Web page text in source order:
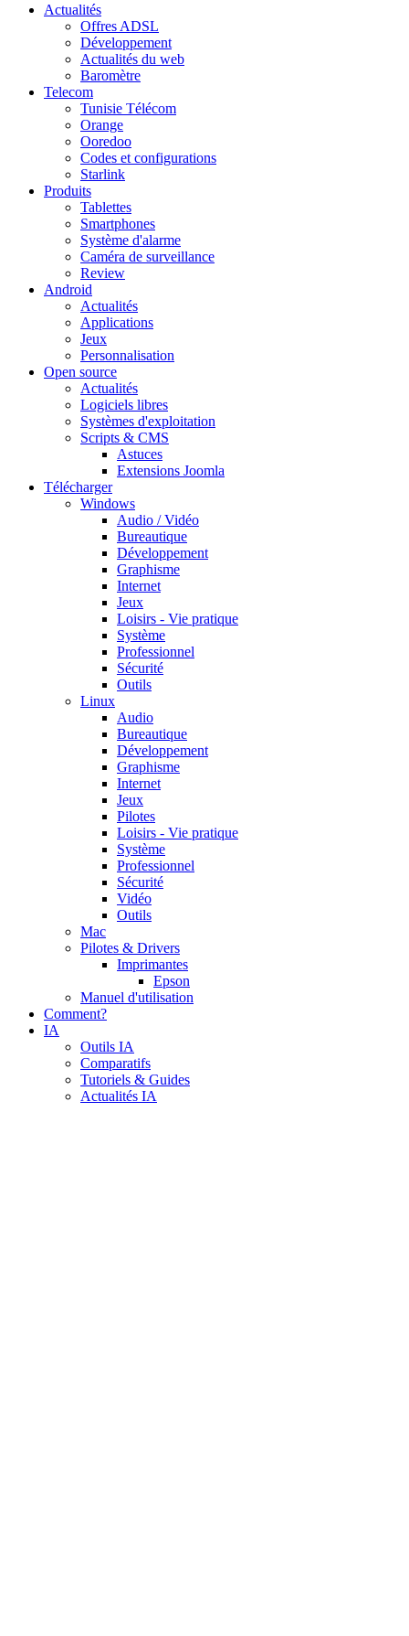
Actualités
Offres ADSL
Développement
Actualités du web
Baromètre
Telecom
Tunisie Télécom
Orange
Ooredoo
Codes et configurations
Starlink
Produits
Tablettes
Smartphones
Système d'alarme
Caméra de surveillance
Review
Android
Actualités
Applications
Jeux
Personnalisation
Open source
Actualités
Logiciels libres
Systèmes d'exploitation
Scripts & CMS
Astuces
Extensions Joomla
Télécharger
Windows
Audio / Vidéo
Bureautique
Développement
Graphisme
Internet
Jeux
Loisirs - Vie pratique
Système
Professionnel
Sécurité
Outils
Linux
Audio
Bureautique
Développement
Graphisme
Internet
Jeux
Pilotes
Loisirs - Vie pratique
Système
Professionnel
Sécurité
Vidéo
Outils
Mac
Pilotes & Drivers
Imprimantes
Epson
Manuel d'utilisation
Comment?
IA
Outils IA
Comparatifs
Tutoriels & Guides
Actualités IA